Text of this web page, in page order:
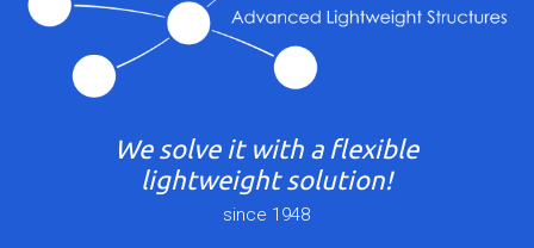
We solve it with a flexible
lightweight solution!
since 1948